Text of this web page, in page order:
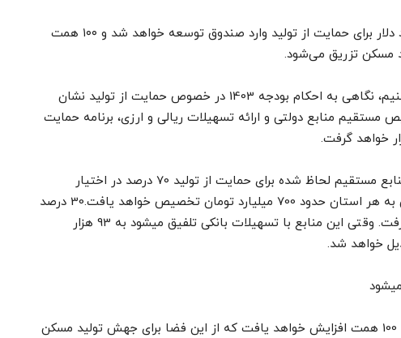
بر اساس احکام بودجه، امسال ۱۹ میلیارد دلار برای حمایت از تولید وارد صندوق توسعه خواهد شد و ۱۰۰ همت
مسکن تزریق می‌شود.
به گزارش خبرنگار اقتصادی خبرگزاری تسنیم،‌ نگاهی به احکام بودجه 1403 در خصوص حمایت از تولید نشان
منابع دولتی و ارائه تسهیلات ریالی و ارزی، برنامه حمایت
خواهد گرفت.
درگام نخست از 31 هزار میلیارد تومان منابع مستقیم لحاظ شده برای حمایت از تولید 70 درصد در اختیار
استانها قرار خواهد گرفت. بر این اساس به هر استان حدود 700 میلیارد تومان تخصیص خواهد یافت.30 درصد
مابقی نیز در اختیار دولت قرار خواهد گرفت. وقتی این منابع با تسهیلات بانکی تلفیق میشود به 93 هزار
خواهد شد.
در سال جاری سرمایه بانک مسکن حدود 100 همت افزایش خواهد یافت که از این فضا برای جهش تولید مسکن